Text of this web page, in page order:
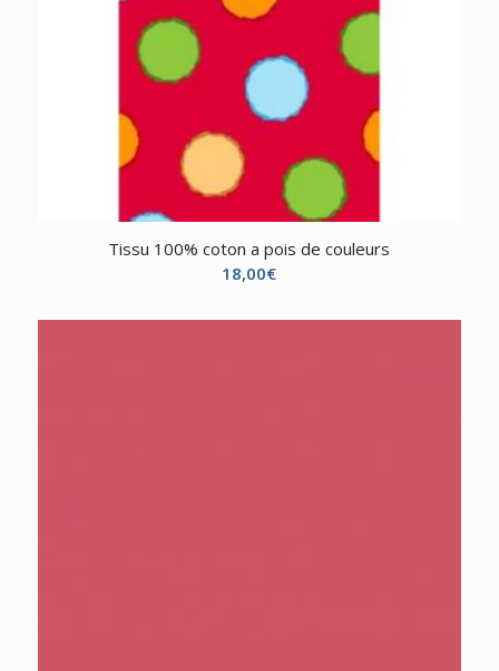
Tissu 100% coton a pois de couleurs
18,00€